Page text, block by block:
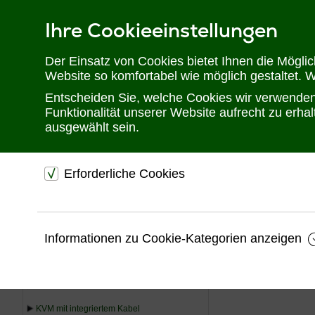
Ihre Cookieeinstellungen
Der Einsatz von Cookies bietet Ihnen die
Website so komfortabel wie möglich gestaltet.
Entscheiden Sie, welche Cookies wir
Funktionalität unserer Website aufrecht zu
ausgewählt sein.
Erforderliche Cookies
Website.
Informationen zu Cookie-Kategorien anzeigen
Telefon: 02302 28 28 30
USV
KVM mit integriertem Kabel